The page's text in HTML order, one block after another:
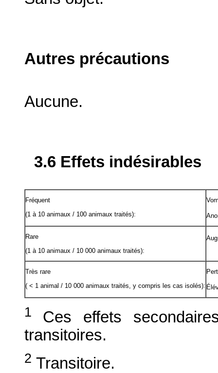
Autres précautions
Aucune.
3.6 Effets indésirables
Fréquent
(1 à 10 animaux / 100 animaux traités):
Rare
(1 à 10 animaux / 10 000 animaux traités):
Très rare
( < 1 animal / 10 000 animaux traités, y compris les cas isolés):
1 Ces effets
transitoires.
2 Transitoire.